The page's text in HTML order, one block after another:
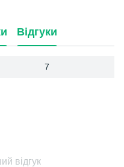
Відгуки
7
відгук